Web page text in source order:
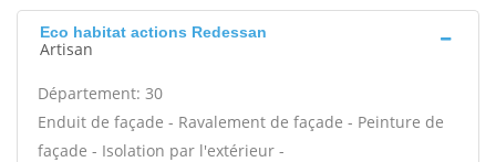
Eco habitat actions Redessan
Artisan
Département: 30
Enduit de façade - Ravalement de façade - Peinture de
façade - Isolation par l'extérieur -